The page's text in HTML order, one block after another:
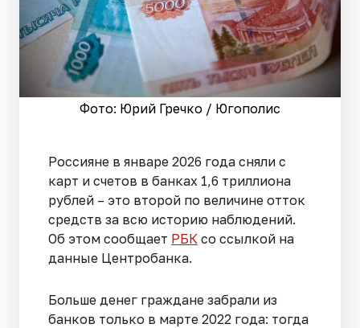
Фото: Юрий Гречко / Югополис
Россияне в январе 2026 года сняли с
карт и счетов в банках 1,6 триллиона
рублей – это второй по величине отток
средств за всю историю наблюдений.
Об этом сообщает РБК со ссылкой на
данные Центробанка.
Больше денег граждане забрали из
банков только в марте 2022 года: тогда